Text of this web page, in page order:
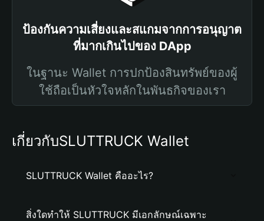
ป้องกันความเสี่ยงและสแกมจากการอนุญาต
ที่มากเกินไปของ DApp
ในฐานะ Wallet การปกป้องสินทรัพย์ของผู้
ใช้ถือเป็นหัวใจหลักในพันธกิจของเรา
เกี่ยวกับSLUTTRUCK Wallet
SLUTTRUCK Wallet คืออะไร?
สิ่งใดทำให้ SLUTTRUCK มีเอกลักษณ์เฉพาะ